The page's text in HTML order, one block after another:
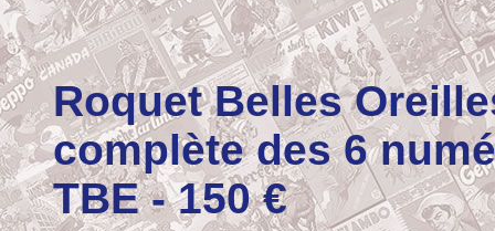
Roquet Belles
complète des 6
TBE - 150 €